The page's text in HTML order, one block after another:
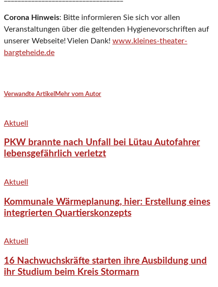
Corona Hinweis: Bitte informieren Sie sich vor allen
Veranstaltungen über die geltenden Hygienevorschriften auf
unserer Webseite! Vielen Dank! www.kleines-theater-
bargteheide.de
Verwandte Artikel Mehr vom Autor
Aktuell
PKW brannte nach Unfall bei Lütau Autofahrer
lebensgefährlich verletzt
Aktuell
Kommunale Wärmeplanung, hier: Erstellung eines
integrierten Quartierskonzepts
Aktuell
16 Nachwuchskräfte starten ihre Ausbildung und
ihr Studium beim Kreis Stormarn